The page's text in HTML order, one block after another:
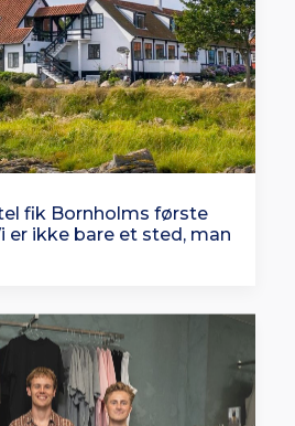
fik Bornholms første
er ikke bare et sted, man